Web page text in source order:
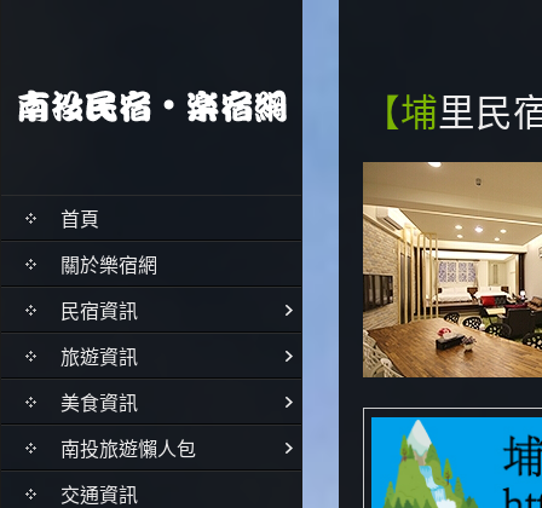
首頁
關於樂宿網
民宿資訊
旅遊資訊
美食資訊
南投旅遊懶人包
交通資訊
【埔里